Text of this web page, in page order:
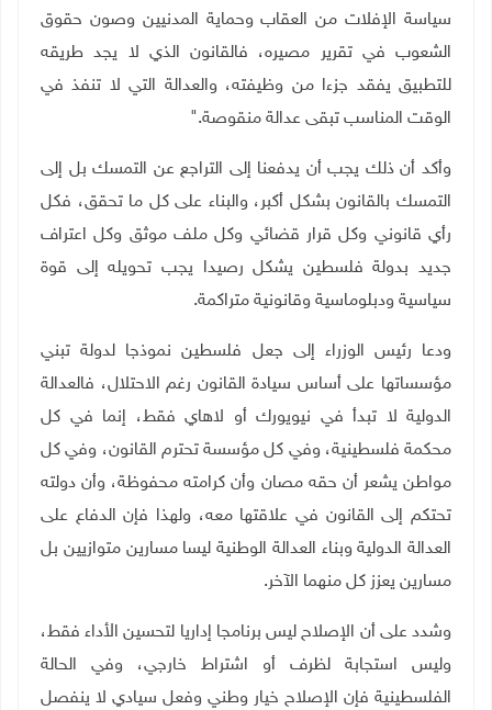
سياسة الإفلات من العقاب وحماية المدنيين وصون حقوق
الشعوب في تقرير مصيره، فالقانون الذي لا يجد طريقه
للتطبيق يفقد جزءا من وظيفته، والعدالة التي لا تنفذ في
الوقت المناسب تبقى عدالة منقوصة".
وأكد أن ذلك يجب أن يدفعنا إلى التراجع عن التمسك بل إلى
التمسك بالقانون بشكل أكبر، والبناء على كل ما تحقق، فكل
رأي قانوني وكل قرار قضائي وكل ملف موثق وكل اعتراف
جديد بدولة فلسطين يشكل رصيدا يجب تحويله إلى قوة
سياسية ودبلوماسية وقانونية متراكمة.
ودعا رئيس الوزراء إلى جعل فلسطين نموذجا لدولة تبني
مؤسساتها على أساس سيادة القانون رغم الاحتلال، فالعدالة
الدولية لا تبدأ في نيويورك أو لاهاي فقط، إنما في كل
محكمة فلسطينية، وفي كل مؤسسة تحترم القانون، وفي كل
مواطن يشعر أن حقه مصان وأن كرامته محفوظة، وأن دولته
تحتكم إلى القانون في علاقتها معه، ولهذا فإن الدفاع على
العدالة الدولية وبناء العدالة الوطنية ليسا مسارين متوازيين بل
مسارين يعزز كل منهما الآخر.
وشدد على أن الإصلاح ليس برنامجا إداريا لتحسين الأداء فقط،
وليس استجابة لظرف أو اشتراط خارجي، وفي الحالة
الفلسطينية فإن الإصلاح خيار وطني وفعل سيادي لا ينفصل